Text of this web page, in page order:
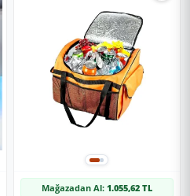
Mağazadan Al: 1.055,62 TL